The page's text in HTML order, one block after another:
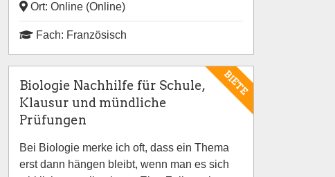
Ort: Online (Online)
Fach: Französisch
BIETE
Biologie Nachhilfe für Schule,
Klausur und mündliche
Prüfungen
Bei Biologie merke ich oft, dass ein Thema
erst dann hängen bleibt, wenn man es sich